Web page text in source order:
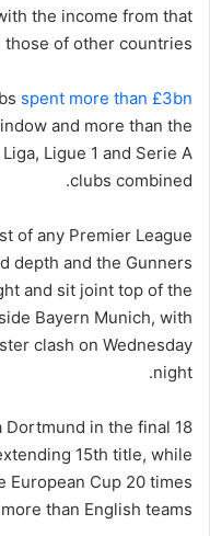
the income from that
of other countries.
spent more than £3bn
and more than the
Ligue 1 and Serie A
clubs combined.
of any Premier League
depth and the Gunners
and sit joint top of the
Bayern Munich, with
clash on Wednesday
night.
Dortmund in the final 18
15th title, while
European Cup 20 times
than English teams.